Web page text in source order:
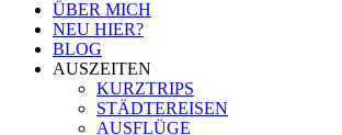
ÜBER MICH
NEU HIER?
BLOG
AUSZEITEN
KURZTRIPS
STÄDTEREISEN
AUSFLÜGE